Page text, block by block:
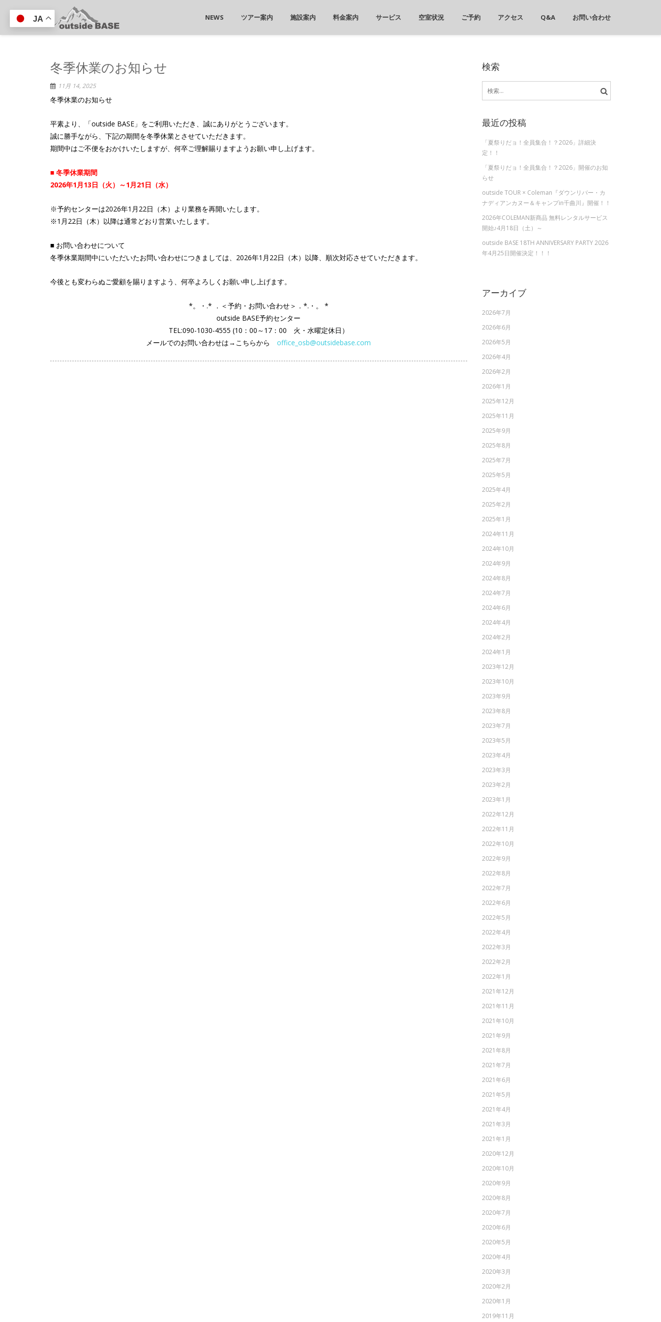
NEWS ツアー案内 施設案内 料金案内 サービス 空室状況 ご予約 アクセス Q&A お問い合わせ
冬季休業のお知らせ
11月 14, 2025
冬季休業のお知らせ
平素より、「outside BASE」をご利用いただき、誠にありがとうございます。
誠に勝手ながら、下記の期間を冬季休業とさせていただきます。
期間中はご不便をおかけいたしますが、何卒ご理解賜りますようお願い申し上げます。
■ 冬季休業期間
2026年1月13日（火）～1月21日（水）
※予約センターは2026年1月22日（木）より業務を再開いたします。
※1月22日（木）以降は通常どおり営業いたします。
■ お問い合わせについて
冬季休業期間中にいただいたお問い合わせにつきましては、2026年1月22日（木）以降、順次対応させていただきます。
今後とも変わらぬご愛顧を賜りますよう、何卒よろしくお願い申し上げます。
*。・.* ．＜予約・お問い合わせ＞．*.・。 *
outside BASE予約センター
TEL:090-1030-4555 (10：00～17：00 火・水曜定休日）
メールでのお問い合わせは→こちらからoffice_osb@outsidebase.com
検索
索:
最近の投稿
「夏祭りだョ！全員集合！？2026」詳細決
定！！
「夏祭りだョ！全員集合！？2026」開催のお知
らせ
outside TOUR × Coleman『ダウンリバー・カ
ナディアンカヌー＆キャンプin千曲川』開催！！
2026年COLEMAN新商品 無料レンタルサービス
開始♪4月18日（土）～
outside BASE 18TH ANNIVERSARY PARTY 2026
年4月25日開催決定！！！
アーカイブ
2026年7月
2026年6月
2026年5月
2026年4月
2026年2月
2026年1月
2025年12月
2025年11月
2025年9月
2025年8月
2025年7月
2025年5月
2025年4月
2025年2月
2025年1月
2024年11月
2024年10月
2024年9月
2024年8月
2024年7月
2024年6月
2024年4月
2024年2月
2024年1月
2023年12月
2023年10月
2023年9月
2023年8月
2023年7月
2023年5月
2023年4月
2023年3月
2023年2月
2023年1月
2022年12月
2022年11月
2022年10月
2022年9月
2022年8月
2022年7月
2022年6月
2022年5月
2022年4月
2022年3月
2022年2月
2022年1月
2021年12月
2021年11月
2021年10月
2021年9月
2021年8月
2021年7月
2021年6月
2021年5月
2021年4月
2021年3月
2021年1月
2020年12月
2020年10月
2020年9月
2020年8月
2020年7月
2020年6月
2020年5月
2020年4月
2020年3月
2020年2月
2020年1月
2019年11月
JA